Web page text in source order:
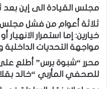
مجلس القيادة الى إين بعد
ثلاثة أعوام من فشل مجلس
خيارين: إما استمرار
مواجهة التحديات الداخلية
محرر “شبوة برس” أطلع على
للصحفي المأربي “خالد